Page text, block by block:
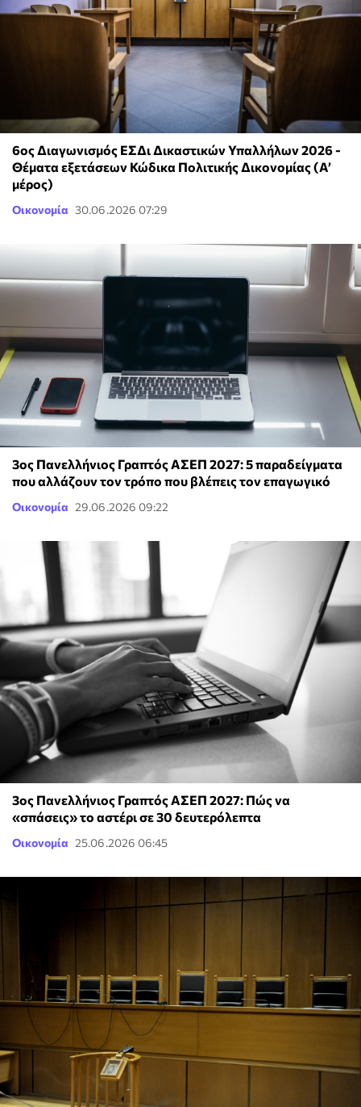
6ος Διαγωνισμός ΕΣΔι Δικαστικών Υπαλλήλων 2026 -
Θέματα εξετάσεων Κώδικα Πολιτικής Δικονομίας (Α’
μέρος)
Οικονομία 30.06.2026 07:29
3ος Πανελλήνιος Γραπτός ΑΣΕΠ 2027: 5 παραδείγματα
που αλλάζουν τον τρόπο που βλέπεις τον επαγωγικό
Οικονομία 29.06.2026 09:22
3ος Πανελλήνιος Γραπτός ΑΣΕΠ 2027: Πώς να
«σπάσεις» το αστέρι σε 30 δευτερόλεπτα
Οικονομία 25.06.2026 06:45